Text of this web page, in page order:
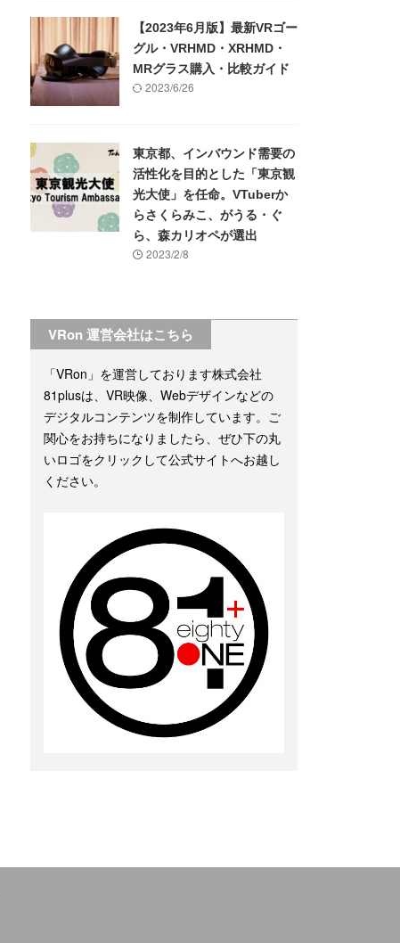
【2023年6月版】最新VRゴー
グル・VRHMD・XRHMD・
MRグラス購入・比較ガイド
2023/6/26
東京都、インバウンド需要の
活性化を目的とした「東京観
光大使」を任命。VTuberか
らさくらみこ、がうる・ぐ
ら、森カリオペが選出
2023/2/8
VRon 運営会社はこちら
「VRon」を運営しております株式会社
81plusは、VR映像、Webデザインなどの
デジタルコンテンツを制作しています。ご
関心をお持ちになりましたら、ぜひ下の丸
いロゴをクリックして公式サイトへお越し
ください。